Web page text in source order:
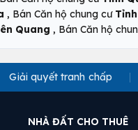
, Bán Căn hộ chung cư
Quang , Bán Căn hộ
Giải quyết tranh chấp
NHÀ ĐẤT CHO THUÊ